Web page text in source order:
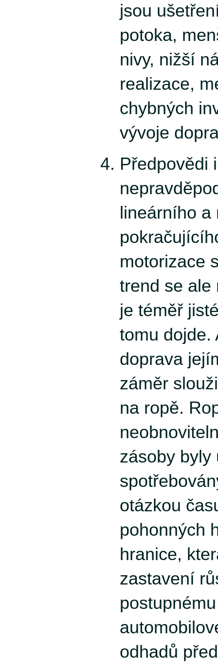
jsou
potoka,
nivy, nižší
realizace,
chybných
vývoje
Předpovědi
lineárního a
motorizace
trend se ale
je téměř
tomu dojde.
doprava
záměr
na ropě.
zásoby byly
otázkou
pohonných
hranice,
zastavení
odhadů